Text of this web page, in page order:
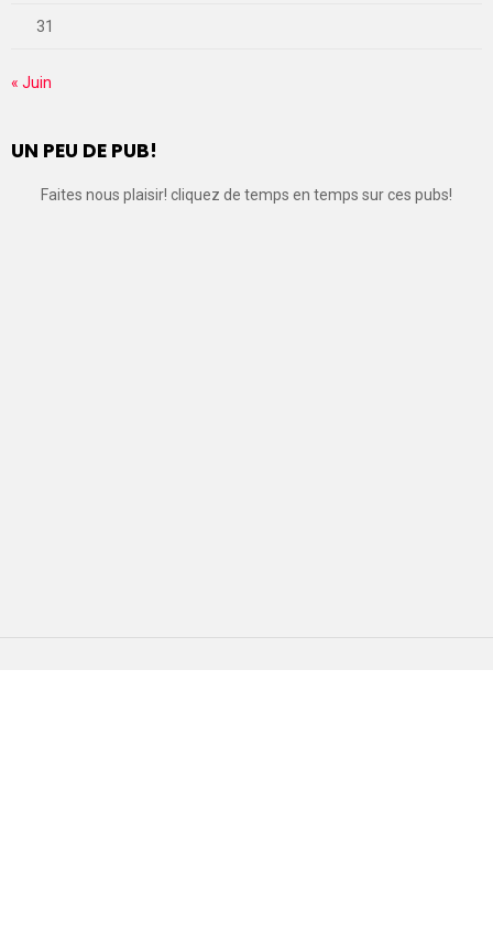
31
« Juin
UN PEU DE PUB!
Faites nous plaisir! cliquez de temps en temps sur ces pubs!